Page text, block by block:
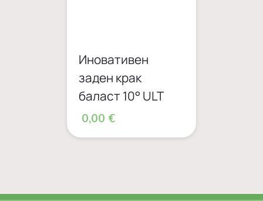
Иновативен
заден крак
баласт 10° ULT
0,00 €